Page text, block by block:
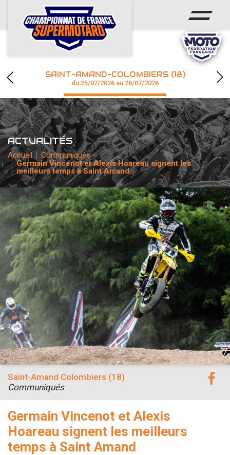
ACCUEIL
ACTUS
CALENDRIER
CHAMPIONNAT
RÉSULTATS
PHOTOS / WEB TV
accéder à la billetterie
SAINT-AMAND-COLOMBIERS (18)
du 25/07/2026 au 26/07/2026
ACTUALITÉS
Accueil
Communiqués
Germain Vincenot et Alexis Hoareau signent les
meilleurs temps à Saint Amand
Germain Vincenot et Alexis
Hoareau signent les meilleurs
temps à Saint Amand
Saint-Amand Colombiers (18)
Communiqués